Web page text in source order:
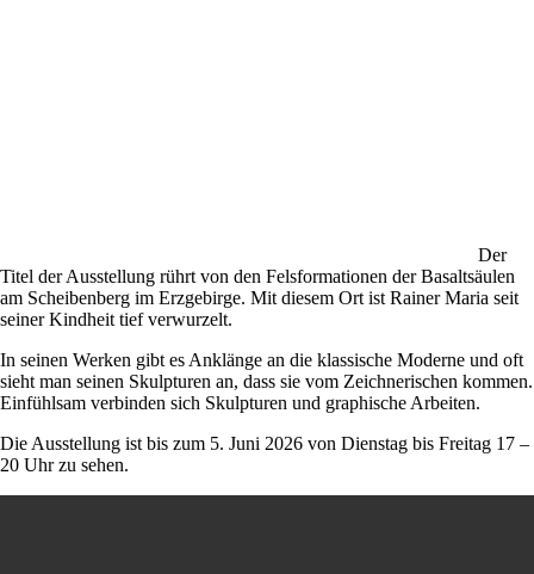
Der
Titel der Ausstellung rührt von den Felsformationen der Basaltsäulen
am Scheibenberg im Erzgebirge. Mit diesem Ort ist Rainer Maria seit
seiner Kindheit tief verwurzelt.
In seinen Werken gibt es Anklänge an die klassische Moderne und oft
sieht man seinen Skulpturen an, dass sie vom Zeichnerischen kommen.
Einfühlsam verbinden sich Skulpturen und graphische Arbeiten.
Die Ausstellung ist bis zum 5. Juni 2026 von Dienstag bis Freitag 17 –
20 Uhr zu sehen.